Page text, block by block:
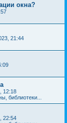
окна?
21:44
12:18
библиотеки...
22:54